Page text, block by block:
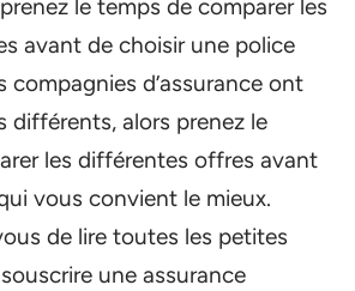
le temps de comparer les
avant de choisir une police
compagnies d’assurance ont
différents, alors prenez le
les différentes offres avant
vous convient le mieux.
de lire toutes les petites
une assurance